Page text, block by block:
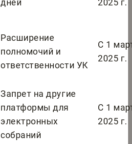
дней
2025 г.
Расширение
полномочий и
ответственности УК
С 1
2025 г.
Запрет на другие
платформы для
электронных
собраний
С 1
2025 г.